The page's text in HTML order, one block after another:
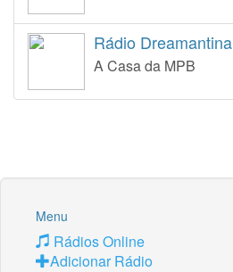
Rádio Dreamantina
A Casa da MPB
Menu
Rádios Online
Adicionar Rádio